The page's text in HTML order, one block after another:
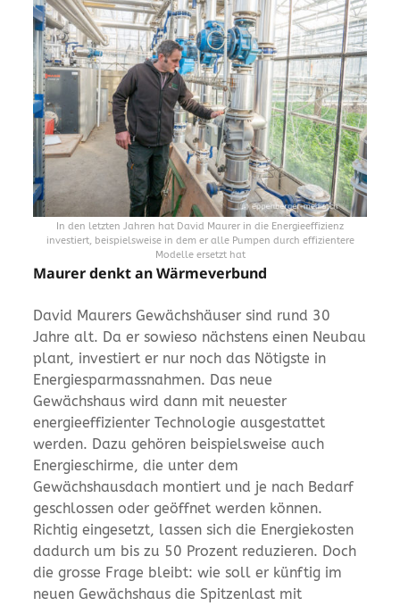
In den letzten Jahren hat David Maurer in die Energieeffizienz
investiert, beispielsweise in dem er alle Pumpen durch effizientere
Modelle ersetzt hat
Maurer denkt an Wärmeverbund
David Maurers Gewächshäuser sind rund 30
Jahre alt. Da er sowieso nächstens einen Neubau
plant, investiert er nur noch das Nötigste in
Energiesparmassnahmen. Das neue
Gewächshaus wird dann mit neuester
energieeffizienter Technologie ausgestattet
werden. Dazu gehören beispielsweise auch
Energieschirme, die unter dem
Gewächshausdach montiert und je nach Bedarf
geschlossen oder geöffnet werden können.
Richtig eingesetzt, lassen sich die Energiekosten
dadurch um bis zu 50 Prozent reduzieren. Doch
die grosse Frage bleibt: wie soll er künftig im
neuen Gewächshaus die Spitzenlast mit